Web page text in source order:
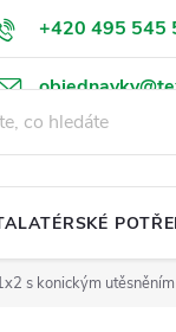
+420 495 545
osobních údajů
s konickým utěsněním